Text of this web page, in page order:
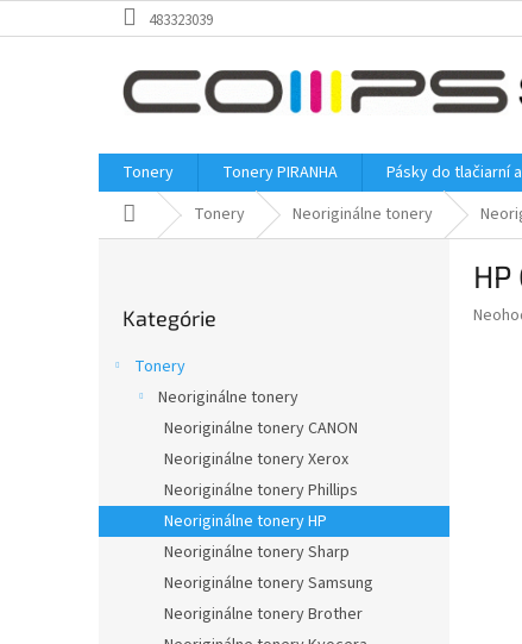
na
483323039
Tonery Tonery PIRANHA Pásky do tlačiarní
Domov Tonery Neoriginálne tonery
kategórie
Kategórie
Tonery
Neoriginálne tonery
Neoriginálne tonery CANON
Neoriginálne tonery Xerox
Neoriginálne tonery Phillips
Neoriginálne tonery HP
Neoriginálne tonery Sharp
Neoriginálne tonery Samsung
Neoriginálne tonery Brother